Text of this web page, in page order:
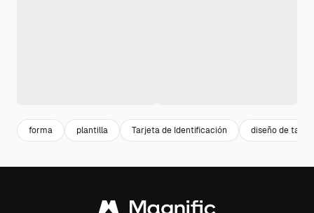
forma plantilla Tarjeta de Identificación diseño de